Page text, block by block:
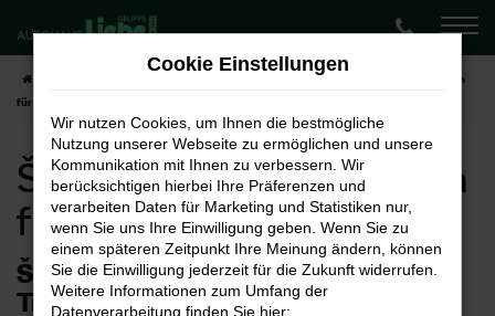
Zum
Hauptinhalt
springen
Škoda Octavia Neuwagen
für Koblenz
Škoda Octavia Neuwagen
für Koblenz
Škoda Octavia Neuwagen – Ihr
Traumwagen für Koblenz
Cookie Einstellungen
Wir nutzen Cookies, um Ihnen die bestmögliche
Nutzung unserer Webseite zu ermöglichen und unsere
Kommunikation mit Ihnen zu verbessern. Wir
berücksichtigen hierbei Ihre Präferenzen und
verarbeiten Daten für Marketing und Statistiken nur,
wenn Sie uns Ihre Einwilligung geben. Wenn Sie zu
einem späteren Zeitpunkt Ihre Meinung ändern, können
Sie die Einwilligung jederzeit für die Zukunft widerrufen.
Weitere Informationen zum Umfang der
Datenverarbeitung finden Sie hier: